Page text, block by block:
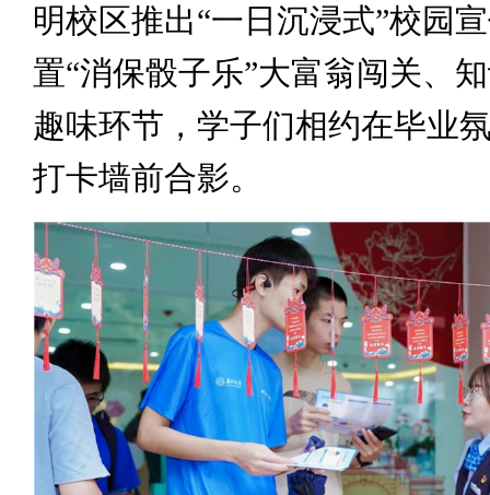
明校区推出“一日沉浸式”校园
置“消保骰子乐”大富翁闯关、
趣味环节，学子们相约在毕业
打卡墙前合影。